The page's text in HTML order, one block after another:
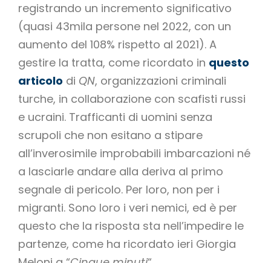
registrando un incremento significativo
(quasi 43mila persone nel 2022, con un
aumento del 108% rispetto al 2021). A
gestire la tratta, come ricordato in questo
articolo di QN, organizzazioni criminali
turche, in collaborazione con scafisti russi
e ucraini. Trafficanti di uomini senza
scrupoli che non esitano a stipare
all’inverosimile improbabili imbarcazioni né
a lasciarle andare alla deriva al primo
segnale di pericolo. Per loro, non per i
migranti. Sono loro i veri nemici, ed è per
questo che la risposta sta nell’impedire le
partenze, come ha ricordato ieri Giorgia